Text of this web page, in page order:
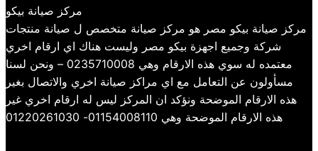
مركز صيانة بيكو
مركز صيانة بيكو مصر هو مركز صيانة متخصص ل صيانة منتجات
شركة وجميع اجهزة بيكو مصر وليست هناك اي ارقام اخري
معتمده له سوي هذه الارقام وهي 0235710008 – ونحن لسنا
مسأولون عن التعامل مع اي مراكز صيانة اخري والاتصال بغير
هذه الارقام الموضحة ونؤكد ان المركز ليس له ارقام اخري غير
هذه الارقام الموضحة وهي 01154008110- 01220261030